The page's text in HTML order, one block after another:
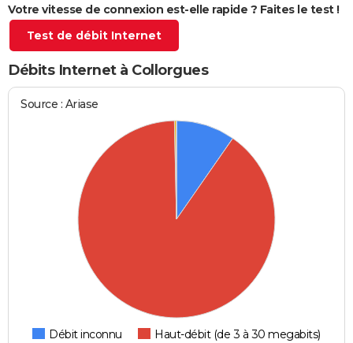
S'inscrire
Se connecter
Lycées
Collèges
Primaires
Universités
Entreprises
Service militaire
Avis de recherche
Bricolage
Lifestyle
Culture
Sport
Auto
Television
Voyage
Cinema
Votre vitesse de connexion est-elle rapide ? Faites le test !
Test de débit Internet
Débits Internet à Collorgues
Source : Ariase
Débit inconnu
Haut-débit (de 3 à 30 megabits)